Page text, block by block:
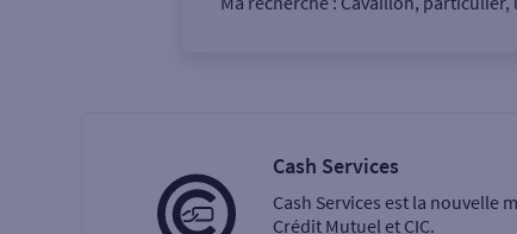
Ma recherche
Cash Services
Cash Services est la nouvelle
Crédit Mutuel et CIC.